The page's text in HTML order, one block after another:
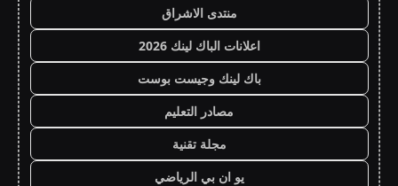
منتدى الاشراق
اعلانات الباك لينك 2026
باك لينك وجيست بوست
مصادر التعليم
مجلة تقنية
يو ان بي الرياضي